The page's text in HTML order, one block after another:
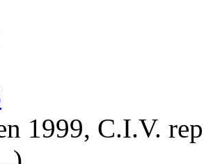
1999, C.I.V.